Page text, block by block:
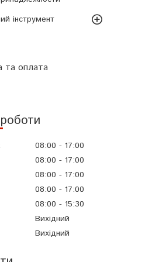
інструмент
та оплата
08:00
17:00
08:00
17:00
08:00
17:00
08:00
17:00
08:00
15:30
Вихідний
Вихідний